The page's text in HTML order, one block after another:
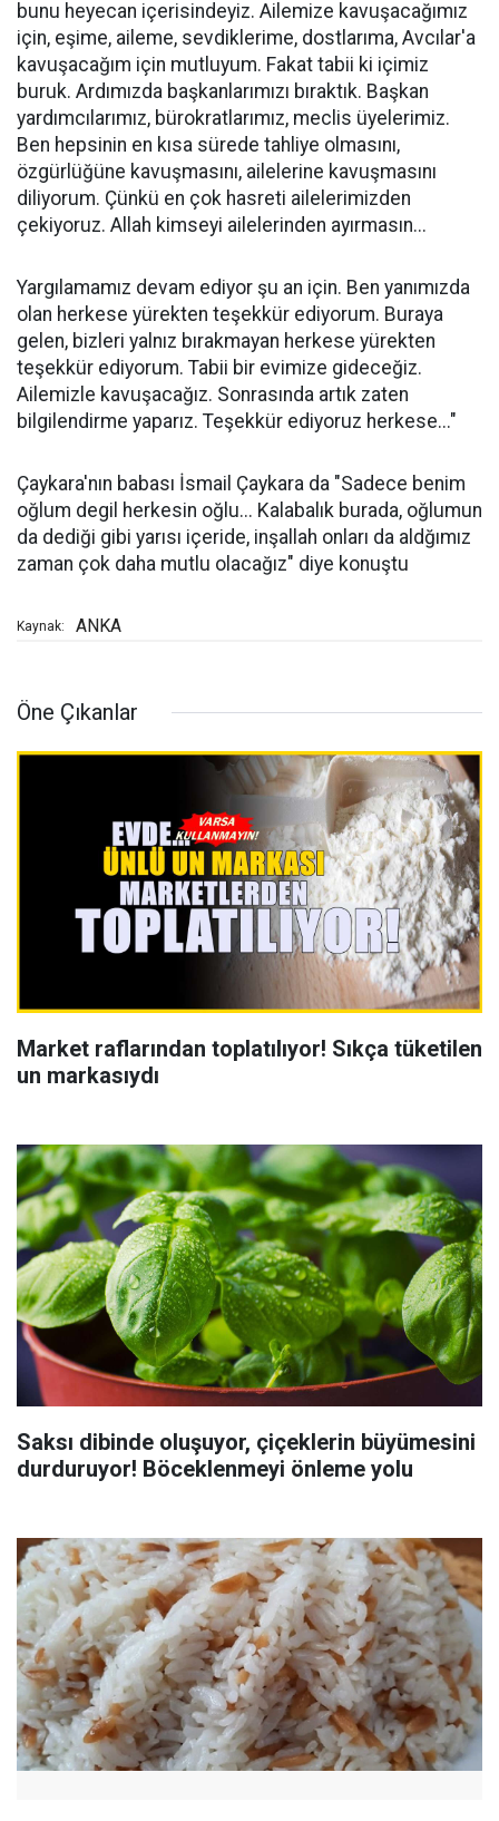
bunu heyecan içerisindeyiz. Ailemize kavuşacağımız
için, eşime, aileme, sevdiklerime, dostlarıma, Avcılar'a
kavuşacağım için mutluyum. Fakat tabii ki içimiz
buruk. Ardımızda başkanlarımızı bıraktık. Başkan
yardımcılarımız, bürokratlarımız, meclis üyelerimiz.
Ben hepsinin en kısa sürede tahliye olmasını,
özgürlüğüne kavuşmasını, ailelerine kavuşmasını
diliyorum. Çünkü en çok hasreti ailelerimizden
çekiyoruz. Allah kimseyi ailelerinden ayırmasın...
Yargılamamız devam ediyor şu an için. Ben yanımızda
olan herkese yürekten teşekkür ediyorum. Buraya
gelen, bizleri yalnız bırakmayan herkese yürekten
teşekkür ediyorum. Tabii bir evimize gideceğiz.
Ailemizle kavuşacağız. Sonrasında artık zaten
bilgilendirme yaparız. Teşekkür ediyoruz herkese..."
Çaykara'nın babası İsmail Çaykara da "Sadece benim
oğlum degil herkesin oğlu... Kalabalık burada, oğlumun
da dediği gibi yarısı içeride, inşallah onları da aldğımız
zaman çok daha mutlu olacağız" diye konuştu
Kaynak: ANKA
Öne Çıkanlar
Market raflarından toplatılıyor! Sıkça tüketilen
un markasıydı
Saksı dibinde oluşuyor, çiçeklerin büyümesini
durduruyor! Böceklenmeyi önleme yolu